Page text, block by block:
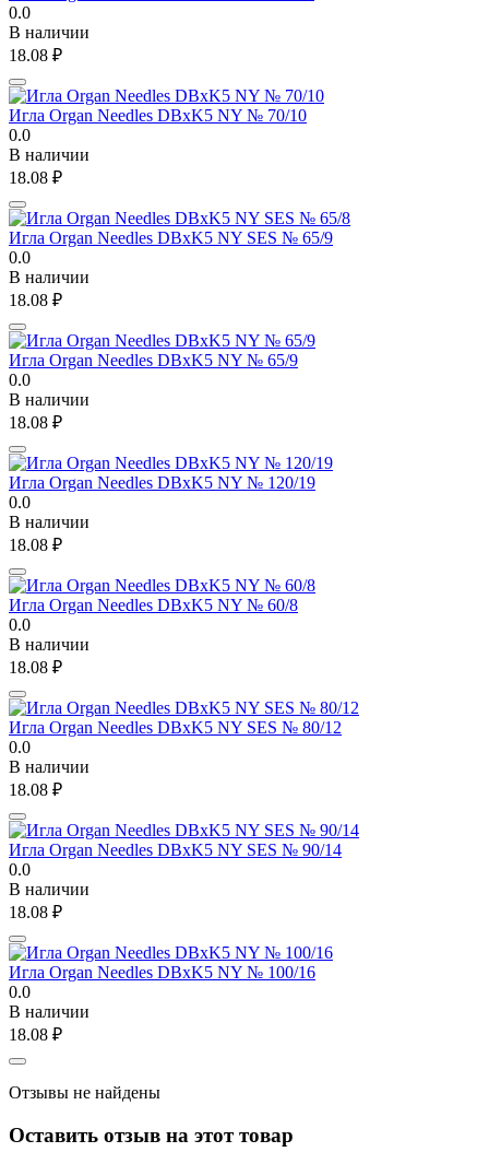
0.0
В наличии
18.08 ₽
Игла Organ Needles DBxK5 NY № 70/10
0.0
В наличии
18.08 ₽
Игла Organ Needles DBxK5 NY SES № 65/9
0.0
В наличии
18.08 ₽
Игла Organ Needles DBxK5 NY № 65/9
0.0
В наличии
18.08 ₽
Игла Organ Needles DBxK5 NY № 120/19
0.0
В наличии
18.08 ₽
Игла Organ Needles DBxK5 NY № 60/8
0.0
В наличии
18.08 ₽
Игла Organ Needles DBxK5 NY SES № 80/12
0.0
В наличии
18.08 ₽
Игла Organ Needles DBxK5 NY SES № 90/14
0.0
В наличии
18.08 ₽
Игла Organ Needles DBxK5 NY № 100/16
0.0
В наличии
18.08 ₽
Отзывы не найдены
Оставить отзыв на этот товар